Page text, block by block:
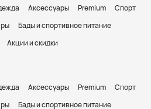
Аксессуары Premium
Спорт
Бады и спортивное питание
Акции и скидки
Аксессуары Premium
Спорт
Бады и спортивное питание